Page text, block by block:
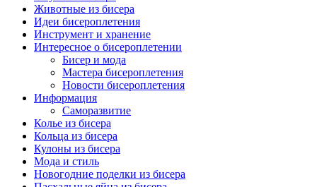
Животные из бисера
Идеи бисероплетения
Инструмент и хранение
Интересное о бисероплетении
Бисер и мода
Мастера бисероплетения
Новости бисероплетения
Информация
Саморазвитие
Колье из бисера
Кольца из бисера
Кулоны из бисера
Мода и стиль
Новогодние поделки из бисера